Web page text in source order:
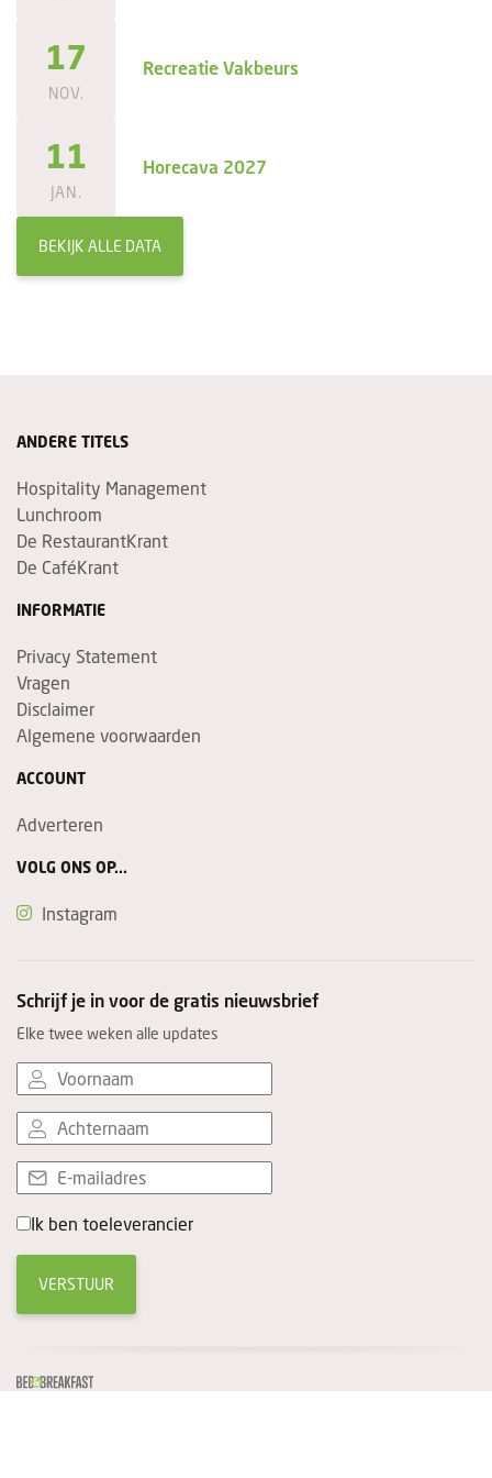
17
NOV.
Recreatie Vakbeurs
11
JAN.
Horecava 2027
BEKIJK ALLE DATA
ANDERE TITELS
Hospitality Management
Lunchroom
De RestaurantKrant
De CaféKrant
INFORMATIE
Privacy Statement
Vragen
Disclaimer
Algemene voorwaarden
ACCOUNT
Adverteren
VOLG ONS OP...
Instagram
Schrijf je in voor de gratis nieuwsbrief
Elke twee weken alle updates
Ik ben toeleverancier
VERSTUUR